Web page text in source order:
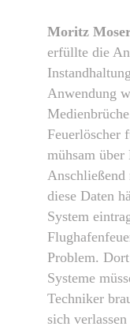
Moritz
erfüllte die
Anwendung
Feuerlöscher
mühsam über
Anschließend
diese Daten
System
Problem.
Systeme
Techniker
sich